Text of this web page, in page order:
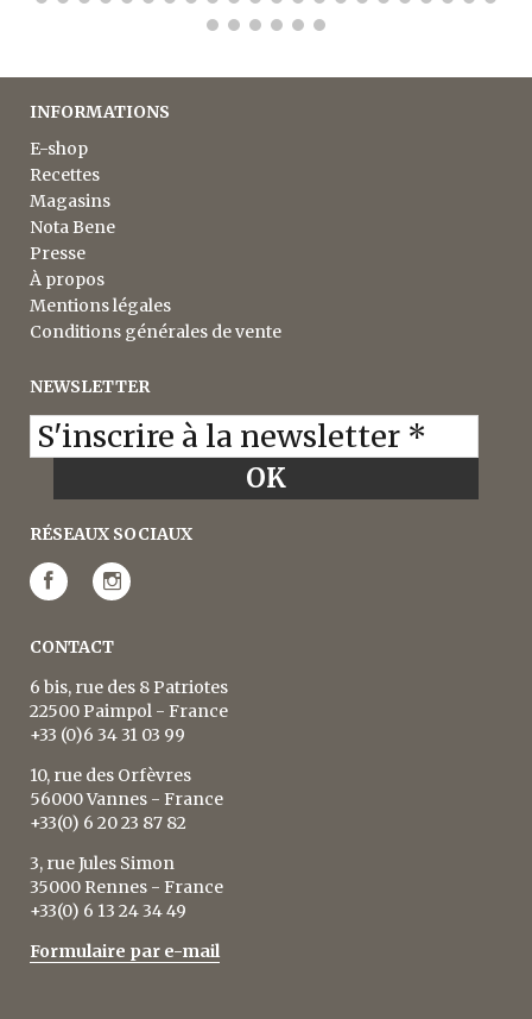
INFORMATIONS
E-shop
Recettes
Magasins
Nota Bene
Presse
À propos
Mentions légales
Conditions générales de vente
NEWSLETTER
RÉSEAUX SOCIAUX
CONTACT
6 bis, rue des 8 Patriotes
22500 Paimpol - France
+33 (0)6 34 31 03 99
10, rue des Orfèvres
56000 Vannes - France
+33(0) 6 20 23 87 82
3, rue Jules Simon
35000 Rennes - France
+33(0) 6 13 24 34 49
Formulaire par e-mail